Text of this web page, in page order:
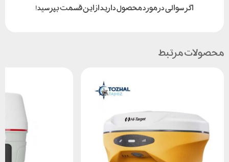
اگر سوالی در مورد محصول دارید از این قسمت بپرسید!
محصولات مرتبط